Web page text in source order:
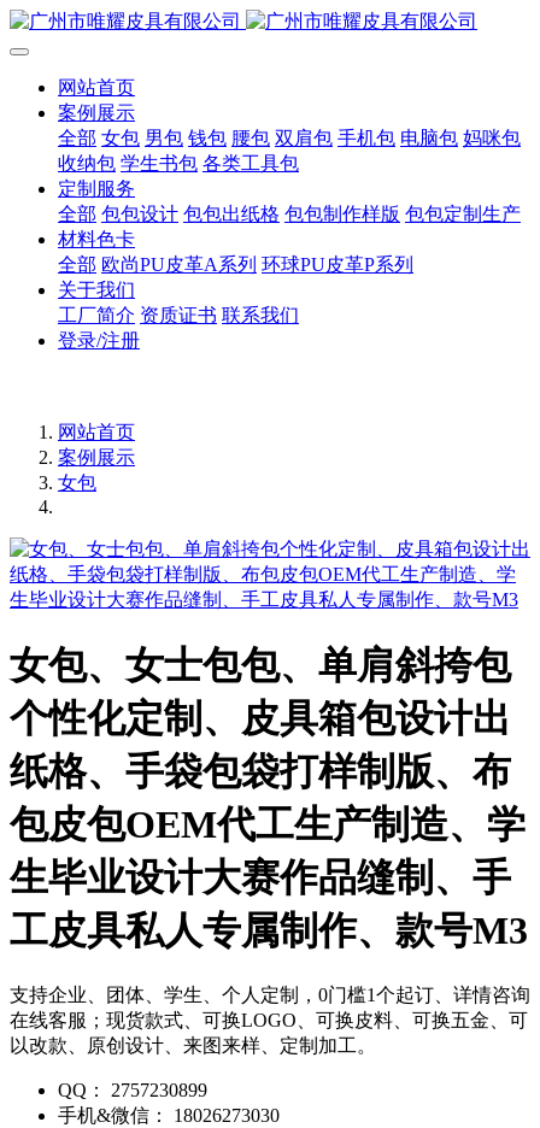
网站首页
案例展示
全部 女包 男包 钱包 腰包 双肩包 手机包 电脑包 妈咪包
收纳包 学生书包 各类工具包
定制服务
全部 包包设计 包包出纸格 包包制作样版 包包定制生产
材料色卡
全部 欧尚PU皮革A系列 环球PU皮革P系列
关于我们
工厂简介 资质证书 联系我们
登录/注册
网站首页
案例展示
女包
女包、女士包包、单肩斜挎包
个性化定制、皮具箱包设计出
纸格、手袋包袋打样制版、布
包皮包OEM代工生产制造、学
生毕业设计大赛作品缝制、手
工皮具私人专属制作、款号M3
支持企业、团体、学生、个人定制，0门槛1个起订、详情咨询
在线客服；现货款式、可换LOGO、可换皮料、可换五金、可
以改款、原创设计、来图来样、定制加工。
QQ：
2757230899
手机&微信：
18026273030